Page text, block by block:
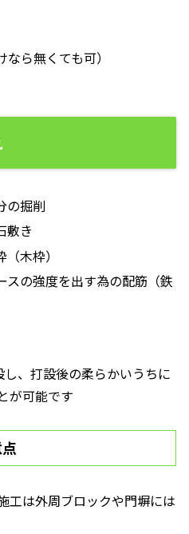
ら無くても可）
の掘削
敷き
木枠）
スの強度を出す為の配筋（鉄
、打設後の柔らかいうちに
が可能です
工は外周ブロックや門塀には